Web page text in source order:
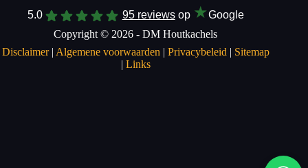
5.0 95 reviewsop ★Google
Copyright © 2026 - DM Houtkachels
Disclaimer| Algemene voorwaarden | Privacybeleid | Sitemap
| Links